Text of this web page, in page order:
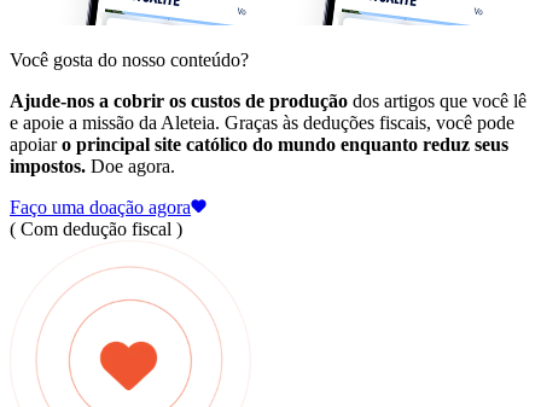
Você gosta do nosso conteúdo?
Ajude-nos a cobrir os custos de produção dos artigos que você lê
e apoie a missão da Aleteia. Graças às deduções fiscais, você pode
apoiaro principal site católico do mundo enquanto reduz seus
impostos. Doe agora.
Faço uma doação agora
( Com dedução fiscal )